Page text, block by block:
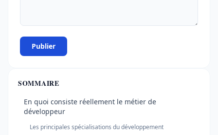
Publier
SOMMAIRE
En quoi consiste réellement le métier de
développeur
Les principales spécialisations du développement